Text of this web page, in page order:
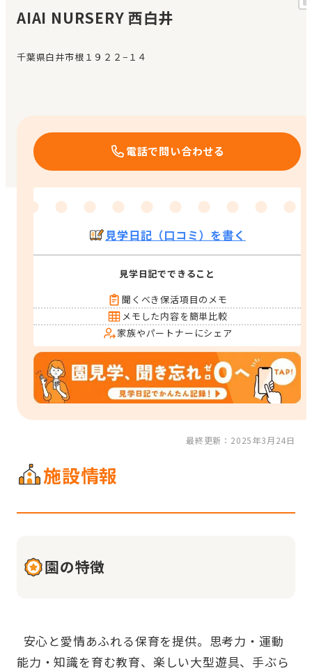
おすすめの園
エンクルの特徴と活用方法
AIAI NURSERY 西白井
千葉県白井市根１９２２−１４
電話で問い合わせる
見学日記（口コミ）を書く
見学日記でできること
聞くべき保活項目のメモ
メモした内容を簡単比較
家族やパートナーにシェア
最終更新：2025年3月24日
施設情報
園の特徴
能力・知識を育む教育、楽しい大型遊具、手ぶら